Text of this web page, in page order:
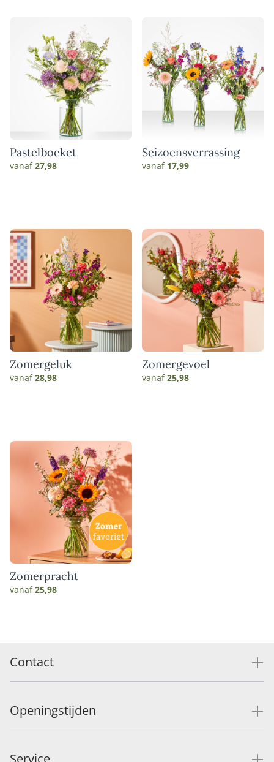
Pastelboeket
vanaf27,98
Seizoensverrassing
vanaf 17,99
Zomergeluk
vanaf28,98
Zomergevoel
vanaf25,98
Zomerpracht
vanaf25,98
Contact
Openingstijden
Service